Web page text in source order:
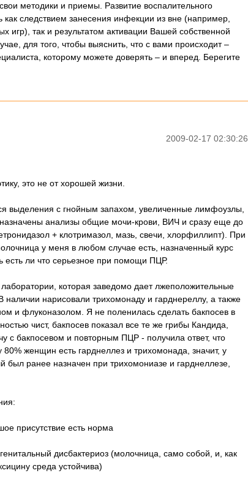
методики и приемы. Развитие воспалительного
как следствием занесения инфекции из вне (например,
игр), так и результатом активации Вашей собственной
для того, чтобы выяснить, что с вами происходит –
которому можете доверять – и вперед. Берегите
2009-02-17 02:30:26
это не от хорошей жизни.
выделения с гнойным запахом, увеличенные лимфоузлы,
анализы общие мочи-крови, ВИЧ и сразу еще до
+ клотримазол, мазь, свечи, хлорфиллипт). При
у меня в любом случае есть, назначенный курс
есть ли что серьезное при помощи ПЦР.
которая заведомо дает лжеположительные
нарисовали трихомонаду и гарднереллу, а также
и флуконазолом. Я не поленилась сделать бакпосев в
чист, бакпосев показал все те же грибы Кандида,
с бакпосевом и повторным ПЦР - получила ответ, что
80% женщин есть гарднеллез и трихомонада, значит, у
был ранее назначен при трихомониазе и гарднеллезе,
присутствие есть норма
дисбактериоз (молочница, само собой, и, как
среда устойчива)